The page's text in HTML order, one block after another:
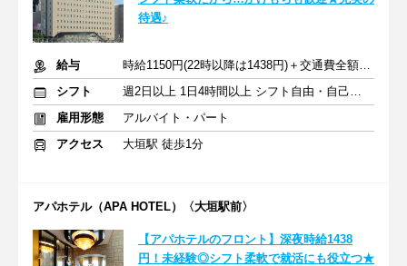
待遇♪
給与
時給1150円(22時以降は1438円)＋交通費全額支給
シフト
週2日以上 1日4時間以上 シフト自由・自己申告
雇用形態
アルバイト・パート
アクセス
大垣駅 徒歩1分
アパホテル（APA HOTEL）〈大垣駅前〉
【アパホテルのフロント】深夜時給1438
円！未経験◎シフト柔軟で就活にも役立つ★